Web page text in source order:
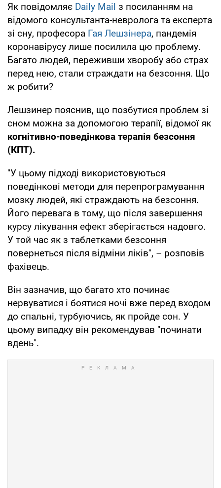
Як повідомляє Daily Mail з посиланням на
відомого консультанта-невролога та експерта
зі сну, професора Гая Лешзінера, пандемія
коронавірусу лише посилила цю проблему.
Багато людей, переживши хворобу або страх
перед нею, стали страждати на безсоння. Що
ж робити?
Лешзинер пояснив, що позбутися проблем зі
сном можна за допомогою терапії, відомої як
когнітивно-поведінкова терапія безсоння
(КПТ).
"У цьому підході використовуються
поведінкові методи для перепрограмування
мозку людей, які страждають на безсоння.
Його перевага в тому, що після завершення
курсу лікування ефект зберігається надовго.
У той час як з таблетками безсоння
повернеться після відміни ліків", – розповів
фахівець.
Він зазначив, що багато хто починає
нервуватися і боятися ночі вже перед входом
до спальні, турбуючись, як пройде сон. У
цьому випадку він рекомендував "починати
вдень".